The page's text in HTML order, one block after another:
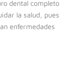
dental completo
la salud, pues
enfermedades